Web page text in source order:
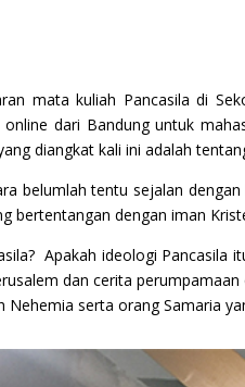
mata kuliah Pancasila di
online dari Bandung untuk
diangkat kali ini adalah
belumlah tentu sejalan
bertentangan dengan iman
Apakah ideologi Pancasila
dan cerita
serta orang Samaria